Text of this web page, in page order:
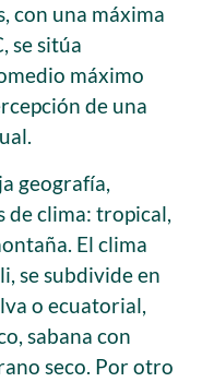
con una máxima
se sitúa
máximo
de una
geografía,
de clima: tropical,
El clima
se subdivide en
o ecuatorial,
sabana con
seco. Por otro